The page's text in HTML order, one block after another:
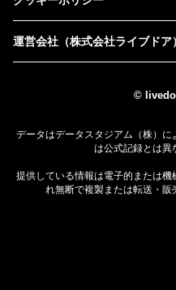
運営会社（株式会社ライブドア）
©
データはデータスタジアム（株）
は公式記録とは異
提供している情報は電子的または
れ無断で複製または転送・販